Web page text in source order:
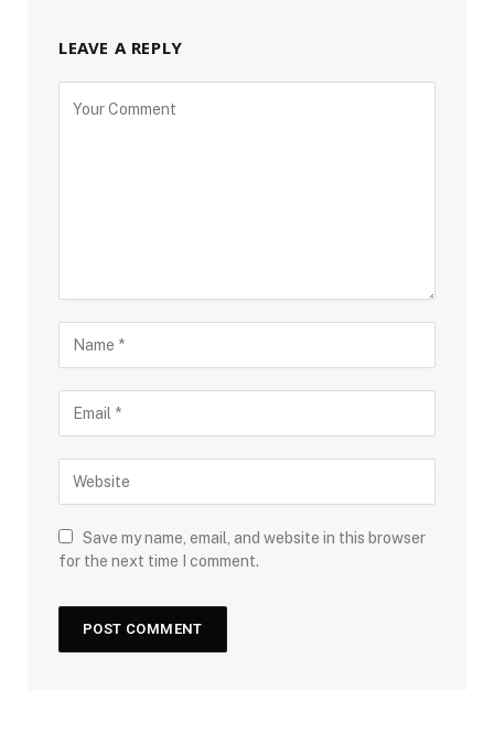
LEAVE A REPLY
Save my name, email, and website in this browser
for the next time I comment.